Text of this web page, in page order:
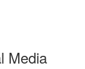
Media